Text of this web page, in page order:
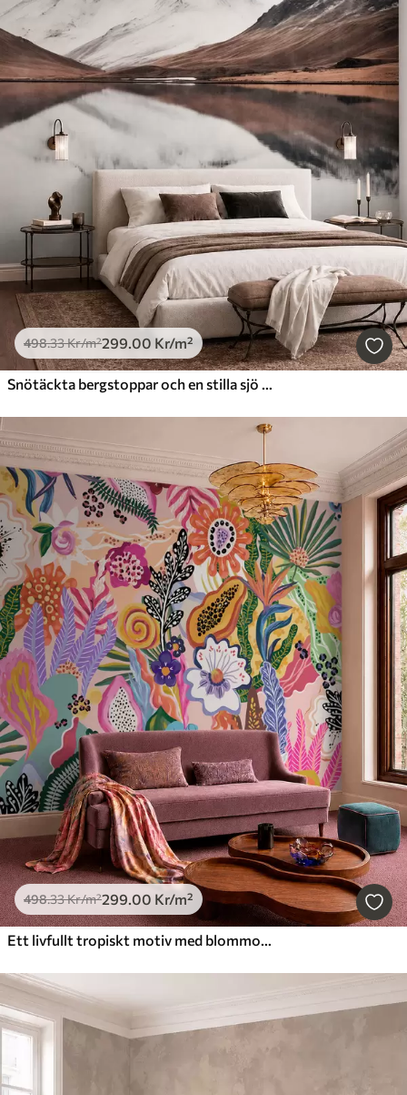
498.33Kr/m²299.00 Kr/m²
Snötäckta bergstoppar och en stilla sjö med en spegelblank yta
498.33Kr/m²299.00 Kr/m²
Ett livfullt tropiskt motiv med blommor, blad och färgglada frukter